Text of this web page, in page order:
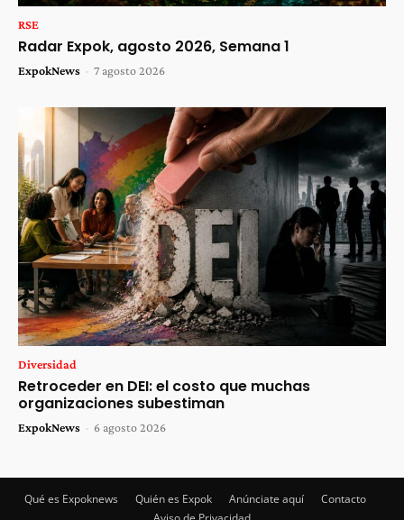
RSE
Radar Expok, agosto 2026, Semana 1
ExpokNews - 7 agosto 2026
Diversidad
Retroceder en DEI: el costo que muchas
organizaciones subestiman
ExpokNews - 6 agosto 2026
Qué es Expoknews Quién es Expok Anúnciate aquí
Contacto